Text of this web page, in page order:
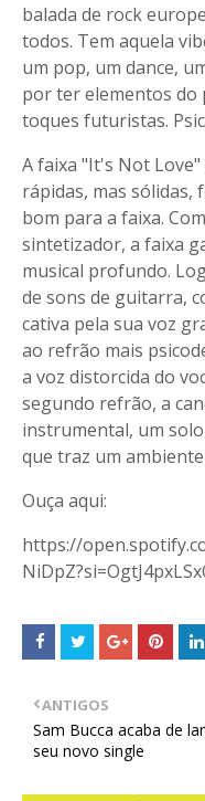
balada de rock
todos. Tem aquela
um pop, um dance,
por ter elementos do
toques futuristas.
A faixa "It's Not
rápidas, mas
bom para a faixa.
sintetizador, a faixa
musical profundo.
de sons de guitarra,
cativa pela sua voz
ao refrão mais
a voz distorcida do
segundo refrão, a
instrumental, um
que traz um
Ouça aqui:
https://
ANTIGOS
Sam Bucca acaba de
seu novo single